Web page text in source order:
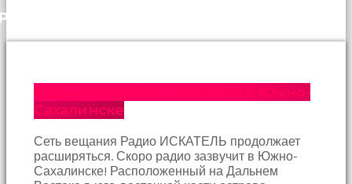
Bir
izliyordum
fakat
benim
izlediğimi
Радио ИСКАТЕЛЬ появится в Южно-
Сахалинске
Сеть вещания Радио ИСКАТЕЛЬ продолжает
расширяться. Скоро радио зазвучит в Южно-
Сахалинске! Расположенный на Дальнем